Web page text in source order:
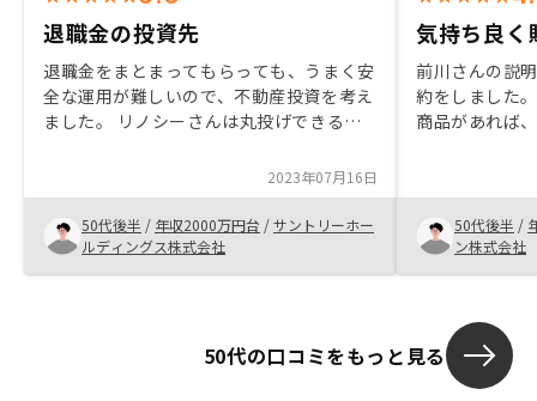
退職金の投資先
退職金をまとまってもらっても、うまく安
全な運用が難しいので、不動産投資を考え
ました。 リノシーさんは丸投げできるの
り、金融商品を買うような感覚でできまし
た。 また、子供にも相続できるので（し
かも、借金なしで）。
2023年07月16日
50代後半 / 年収2000万円台 /サントリーホー
ルディングス株式会社
気持ち良く
前川さんの説
約をしました
商品があれば
感じる部分も
り気持ち良く
す。
50代後半 /
ン株式会社
50代の口コミをもっと見る